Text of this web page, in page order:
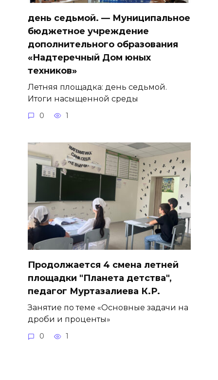
день седьмой. — Муниципальное
бюджетное учреждение
дополнительного образования
«Надтеречный Дом юных
техников»
Летняя площадка: день седьмой.
Итоги насыщенной среды
0 1
Продолжается 4 смена летней
площадки "Планета детства",
педагог Муртазалиева К.Р.
Занятие по теме «Основные задачи на
дроби и проценты»
0 1